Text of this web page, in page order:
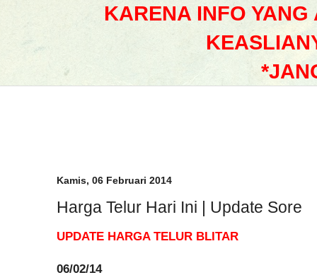
KARENA INFO
Kamis, 06 Februari 2014
Harga Telur Hari Ini | Update Sore
UPDATE HARGA TELUR BLITAR
06/02/14